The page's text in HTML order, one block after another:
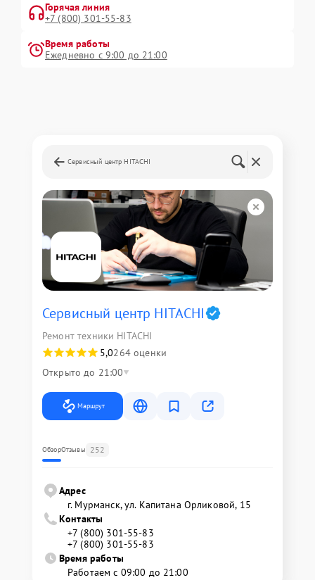
Горячая линия
+7 (800) 301-55-83
Время работы
Ежедневно с 9:00 до 21:00
Сервисный центр HITACHI
Сервисный центр HITACHI
Ремонт техники HITACHI
5,0264 оценки
Открыто до 21:00
Маршрут
ОбзорОтзывы 252
Адрес
г. Мурманск, ул. Капитана Орликовой, 15
Контакты
+7 (800) 301-55-83
+7 (800) 301-55-83
Время работы
Работаем с 09:00 до 21:00